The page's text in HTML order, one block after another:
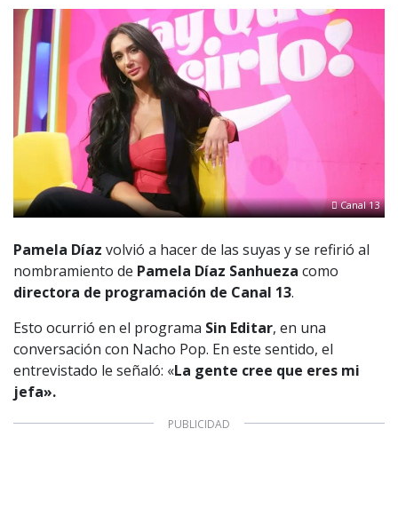
Canal 13
Pamela Díaz volvió a hacer de las suyas y se refirió al
nombramiento de Pamela Díaz Sanhueza como
directora de programación de Canal 13.
Esto ocurrió en el programa Sin Editar, en una
conversación con Nacho Pop. En este sentido, el
entrevistado le señaló: «La gente cree que eres mi
jefa».